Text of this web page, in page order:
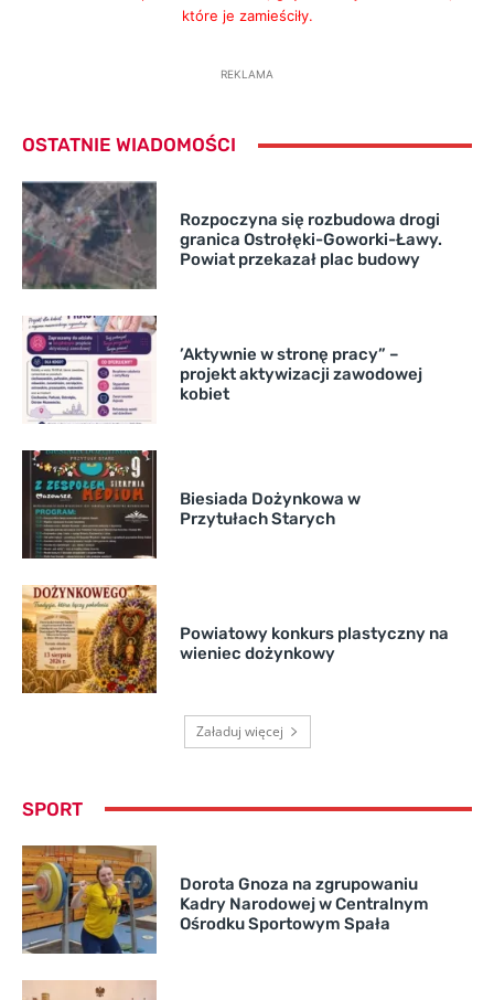
które je zamieściły.
REKLAMA
OSTATNIE WIADOMOŚCI
Rozpoczyna się rozbudowa drogi
granica Ostrołęki-Goworki-Ławy.
Powiat przekazał plac budowy
’Aktywnie w stronę pracy” –
projekt aktywizacji zawodowej
kobiet
Biesiada Dożynkowa w
Przytułach Starych
Powiatowy konkurs plastyczny na
wieniec dożynkowy
Załaduj więcej
SPORT
Dorota Gnoza na zgrupowaniu
Kadry Narodowej w Centralnym
Ośrodku Sportowym Spała